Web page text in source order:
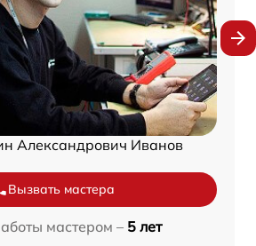
Александрович Иванов
Вызвать мастера
мастером – 5 лет